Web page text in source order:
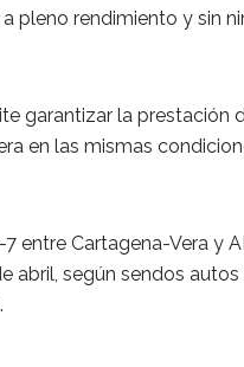
pleno rendimiento y sin
garantizar la prestación
en las mismas
entre Cartagena-Vera y
abril, según sendos